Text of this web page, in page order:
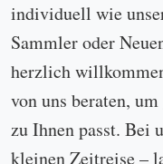
individuell wie
Sammler oder
herzlich
von uns beraten,
zu Ihnen passt. Bei
kleinen Zeitreise –